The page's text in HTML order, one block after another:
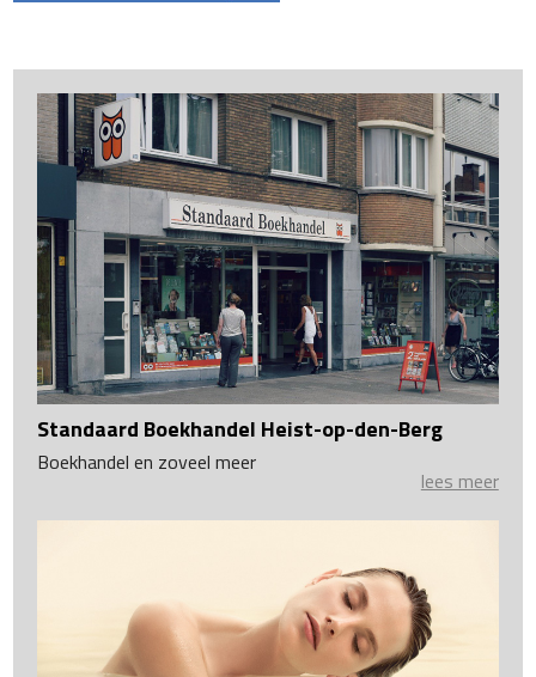
Standaard Boekhandel Heist-op-den-Berg
Boekhandel en zoveel meer
lees meer